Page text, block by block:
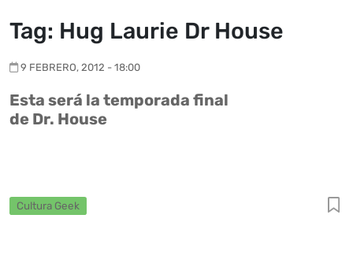
Tag: Hug Laurie Dr House
9 FEBRERO, 2012 - 18:00
Esta será la temporada final
de Dr. House
Cultura Geek